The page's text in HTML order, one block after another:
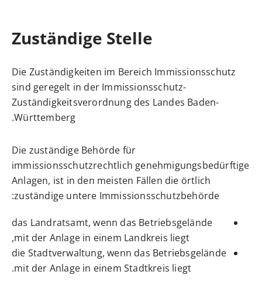
Zuständige Stelle
Die Zuständigkeiten im Bereich Immissionsschutz
sind geregelt in der Immissionsschutz-
Zuständigkeitsverordnung des Landes Baden-
Württemberg.
Die zuständige Behörde für
immissionsschutzrechtlich genehmigungsbedürftige
Anlagen, ist in den meisten Fällen die örtlich
zuständige untere Immissionsschutzbehörde:
das Landratsamt, wenn das Betriebsgelände
mit der Anlage in einem Landkreis liegt,
die Stadtverwaltung, wenn das Betriebsgelände
mit der Anlage in einem Stadtkreis liegt.